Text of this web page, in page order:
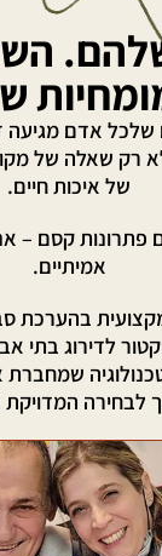
שלכל אדם
רק שאלה של
של איכות חיים.
פתרונות קסם –
אמיתיים.
בהערכת
לדירוג בתי
לבחירה המדויקת